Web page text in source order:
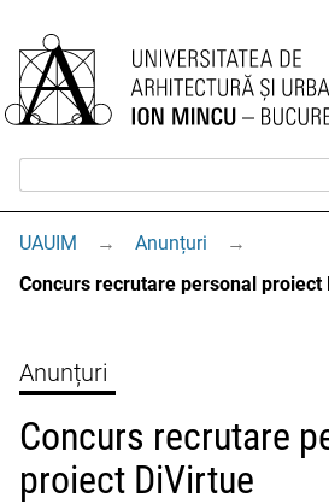
UAUIM → Anunțuri
→
Concurs recrutare personal proiect
Anunțuri
Concurs recrutare
proiect DiVirtue